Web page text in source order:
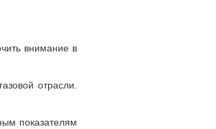
внимание в
отрасли.
показателям